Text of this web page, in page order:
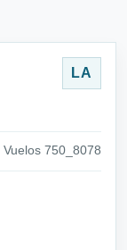
LA
Vuelos 750_8078